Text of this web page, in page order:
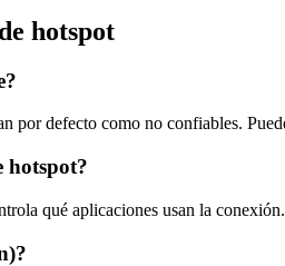
hotspot
por defecto como no confiables.
hotspot?
qué aplicaciones usan la